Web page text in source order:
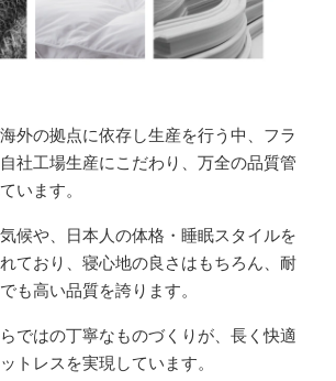
外の拠点に依存し生産を行う中、フラ
社工場生産にこだわり、万全の品質管
います。
候や、日本人の体格・睡眠スタイルを
ており、寝心地の良さはもちろん、耐
も高い品質を誇ります。
ではの丁寧なものづくりが、長く快適
トレスを実現しています。